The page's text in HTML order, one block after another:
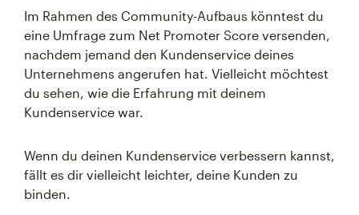
Im Rahmen des Community-Aufbaus könntest du
eine Umfrage zum Net Promoter Score versenden,
nachdem jemand den Kundenservice deines
Unternehmens angerufen hat. Vielleicht möchtest
du sehen, wie die Erfahrung mit deinem
Kundenservice war.
Wenn du deinen Kundenservice verbessern kannst,
fällt es dir vielleicht leichter, deine Kunden zu
binden.